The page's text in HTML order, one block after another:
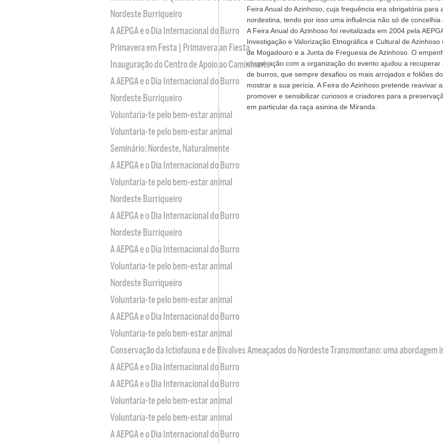
Feira Anual do Azinhoso, cuja frequência era obrigatória para
nordestina, tendo por isso uma influência não só de concelhia
A Feira Anual do Azinhoso foi revitalizada em 2004 pela
Investigação e Valorização Etnográfica e Cultural de
de Mogadouro e a Junta de Freguesia de Azinhoso. O
cooperação com a organização do evento ajudou a
de burros, que sempre desafiou os mais arrojados e foliões
mostrar a sua perícia. A Feira do Azinhoso pretende reavivar
promover e sensibilizar curiosos e criadores para a
em particular da raça asinina de Miranda.
Nordeste Burriqueiro
A AEPGA e o Dia Internacional do Burro
Primavera em Festa | Primavera an Fiesta
Inauguração do Centro de Apoio ao Caminhante
A AEPGA e o Dia Internacional do Burro
Nordeste Burriqueiro
Voluntaria-te pelo bem-estar animal
Voluntaria-te pelo bem-estar animal
Seminário: Nordeste, Naturalmente
A AEPGA e o Dia Internacional do Burro
Voluntaria-te pelo bem-estar animal
Nordeste Burriqueiro
A AEPGA e o Dia Internacional do Burro
Nordeste Burriqueiro
A AEPGA e o Dia Internacional do Burro
Voluntaria-te pelo bem-estar animal
Nordeste Burriqueiro
Voluntaria-te pelo bem-estar animal
A AEPGA e o Dia Internacional do Burro
Voluntaria-te pelo bem-estar animal
Conservação da Ictiofauna e de Bivalves Ameaçados do Nordeste Transmontano: uma abordagem
A AEPGA e o Dia Internacional do Burro
A AEPGA e o Dia Internacional do Burro
Voluntaria-te pelo bem-estar animal
Voluntaria-te pelo bem-estar animal
A AEPGA e o Dia Internacional do Burro